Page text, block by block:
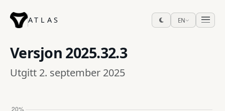
ATLAS EN
Versjon 2025.32.3
Utgitt 2. september 2025